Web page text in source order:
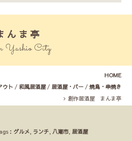
ま亭
Yashio City
HOME
ウト / 和風居酒屋/ 居酒屋・バー/ 焼鳥・串焼き
創作居酒屋 まんま亭
：グルメ ランチ 八潮市 居酒屋